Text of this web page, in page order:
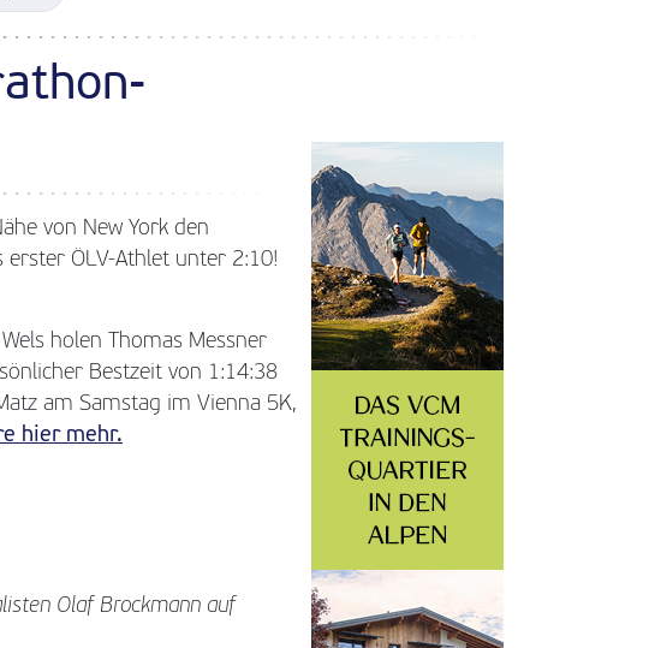
von New York den
ÖLV-Athlet unter 2:10!
holen Thomas Messner
Bestzeit von 1:14:38
am Samstag im Vienna 5K,
hier mehr.
Olaf Brockmann auf